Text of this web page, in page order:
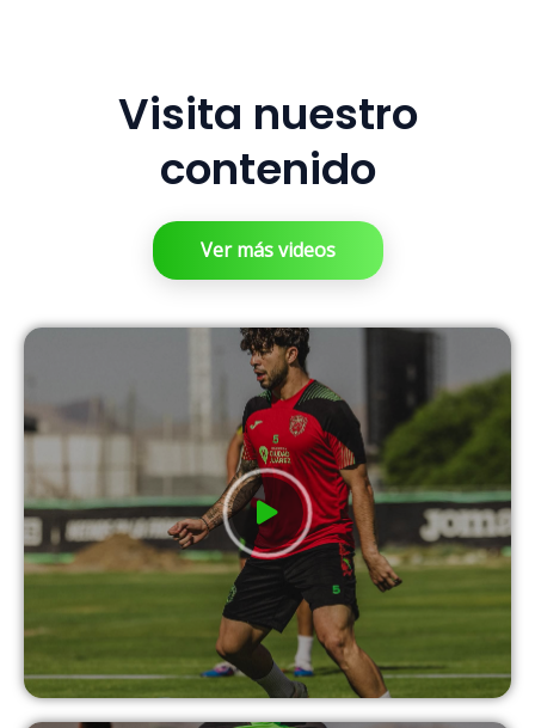
Visita nuestro
contenido
Ver más videos